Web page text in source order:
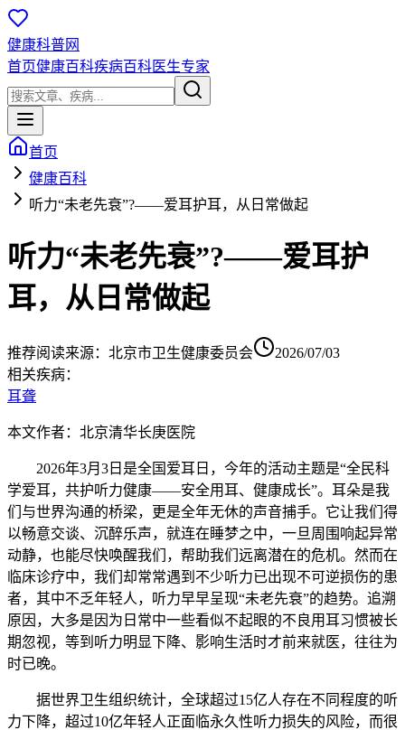
健康科普网
首页健康百科疾病百科医生专家
首页
健康百科
听力“未老先衰”?——爱耳护耳，从日常做起
听力“未老先衰”?——爱耳护
耳，从日常做起
推荐阅读来源： 北京市卫生健康委员会
2026/07/03
相关疾病：
耳聋
本文作者：北京清华长庚医院
2026年3月3日是全国爱耳日，今年的活动主题是“全民科
学爱耳，共护听力健康——安全用耳、健康成长”。耳朵是我
们与世界沟通的桥梁，更是全年无休的声音捕手。它让我们得
以畅意交谈、沉醉乐声，就连在睡梦之中，一旦周围响起异常
动静，也能尽快唤醒我们，帮助我们远离潜在的危机。然而在
临床诊疗中，我们却常常遇到不少听力已出现不可逆损伤的患
者，其中不乏年轻人，听力早早呈现“未老先衰”的趋势。追溯
原因，大多是因为日常中一些看似不起眼的不良用耳习惯被长
期忽视，等到听力明显下降、影响生活时才前来就医，往往为
时已晚。
据世界卫生组织统计，全球超过15亿人存在不同程度的听
力下降，超过10亿年轻人正面临永久性听力损失的风险，而很